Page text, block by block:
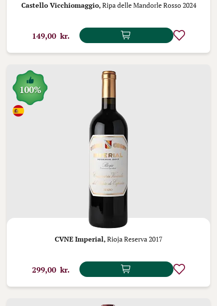
Castello Vicchiomaggio,Ripa delle Mandorle Rosso 2024
149,00 kr.
100%
CVNE Imperial, Rioja Reserva 2017
299,00 kr.